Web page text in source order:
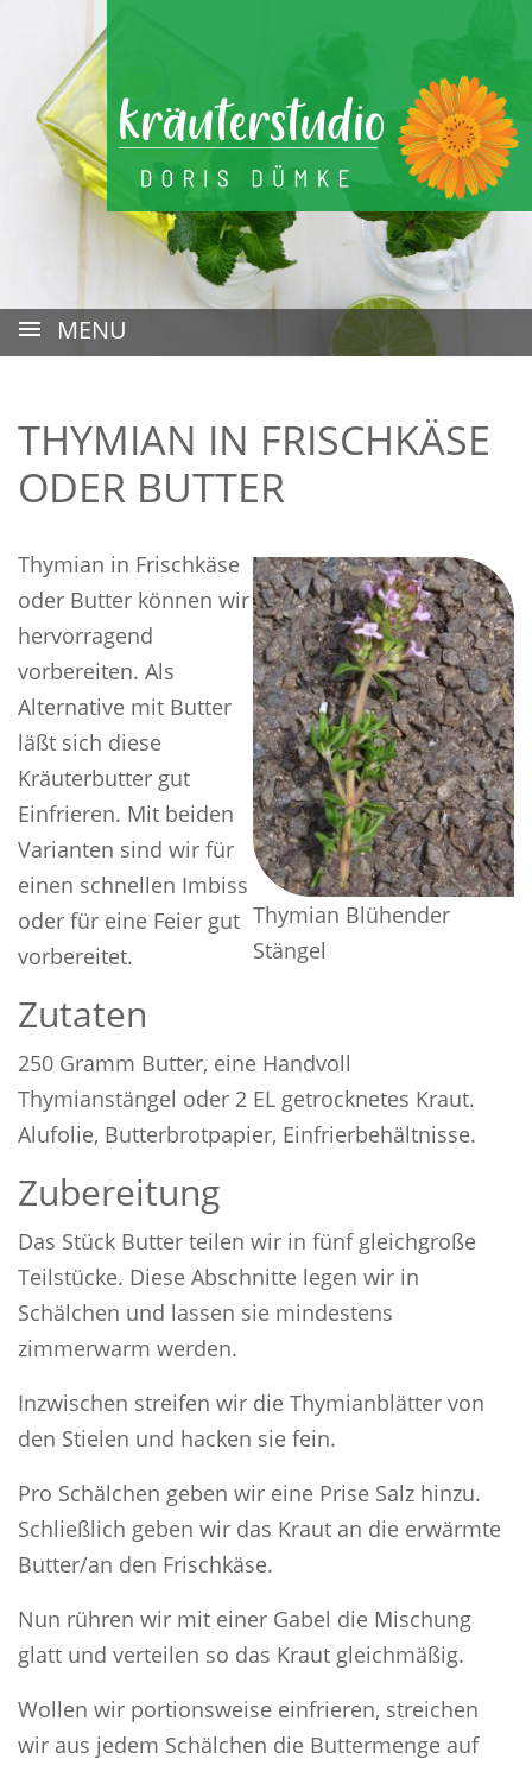
content
MENU
THYMIAN IN FRISCHKÄSE
ODER BUTTER
Thymian Blühender
Stängel
Thymian in Frischkäse
oder Butter können wir
hervorragend
vorbereiten. Als
Alternative mit Butter
läßt sich diese
Kräuterbutter gut
Einfrieren. Mit beiden
Varianten sind wir für
einen schnellen Imbiss
oder für eine Feier gut
vorbereitet.
Zutaten
250 Gramm Butter, eine Handvoll
Thymianstängel oder 2 EL getrocknetes Kraut.
Alufolie, Butterbrotpapier, Einfrierbehältnisse.
Zubereitung
Das Stück Butter teilen wir in fünf gleichgroße
Teilstücke. Diese Abschnitte legen wir in
Schälchen und lassen sie mindestens
zimmerwarm werden.
Inzwischen streifen wir die Thymianblätter von
den Stielen und hacken sie fein.
Pro Schälchen geben wir eine Prise Salz hinzu.
Schließlich geben wir das Kraut an die erwärmte
Butter/an den Frischkäse.
Nun rühren wir mit einer Gabel die Mischung
glatt und verteilen so das Kraut gleichmäßig.
Wollen wir portionsweise einfrieren, streichen
wir aus jedem Schälchen die Buttermenge auf